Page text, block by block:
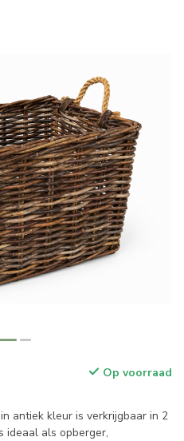
Op voorraad
antiek kleur is verkrijgbaar in 2
ideaal als opberger,